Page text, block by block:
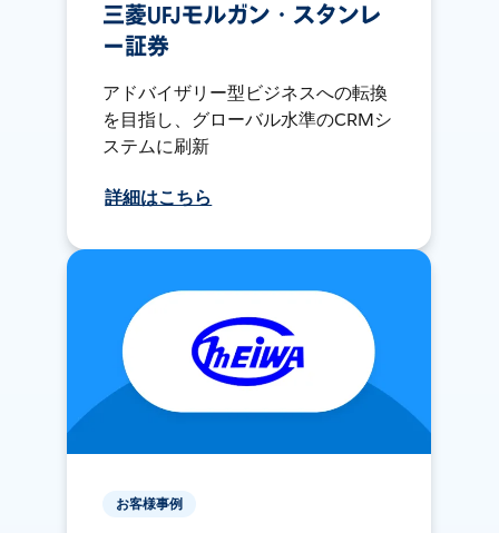
三菱UFJモルガン・スタンレ
ー証券
アドバイザリー型ビジネスへの転換
を目指し、グローバル水準のCRMシ
ステムに刷新
詳細はこちら
お客様事例